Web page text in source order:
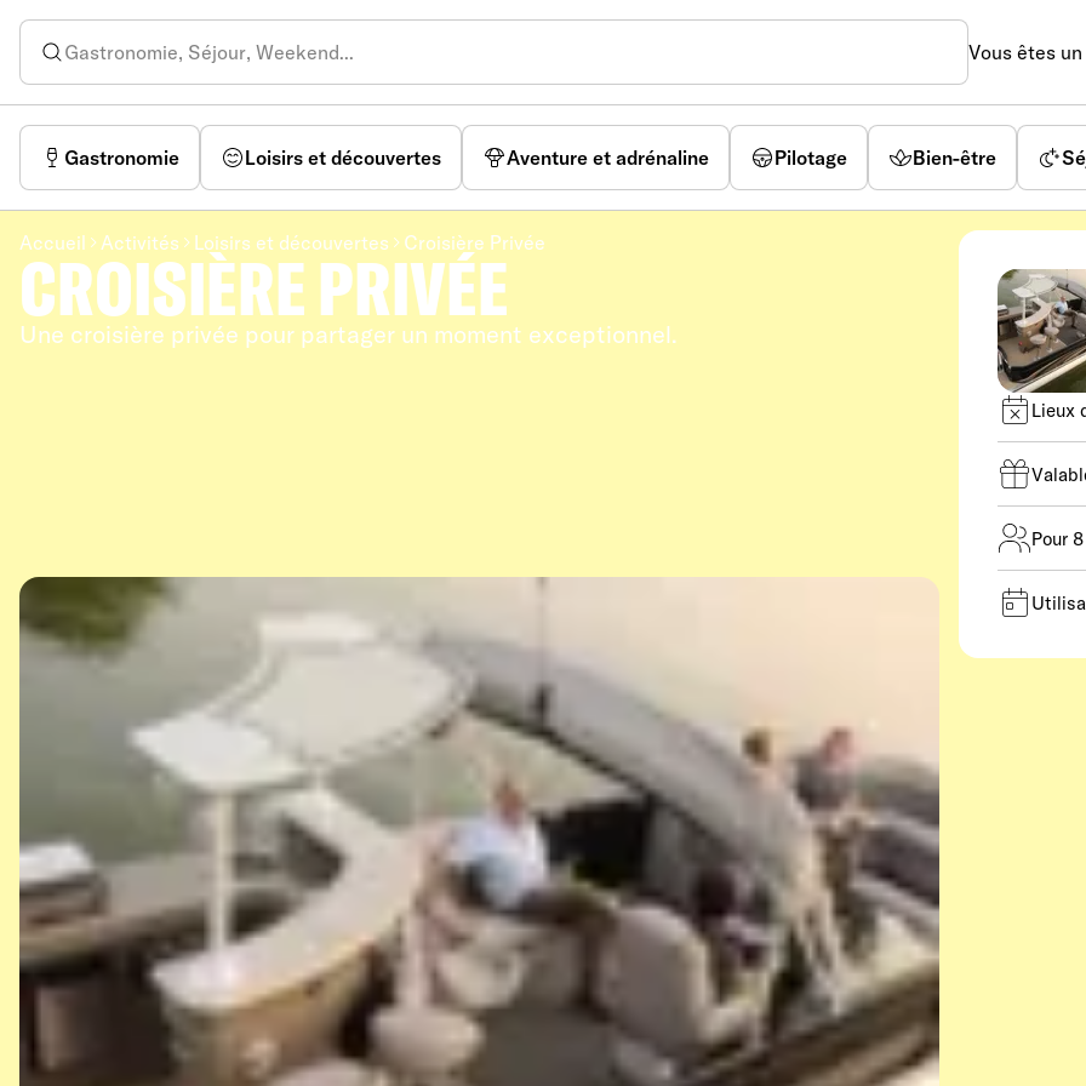
Vous êtes un
Gastronomie Loisirs et découvertes Aventure et adrénaline Pilotage Bien-être
Accueil Activités Loisirs et découvertes Croisière Privée
CROISIÈRE PRIVÉE
Une croisière privée pour partager un moment exceptionnel.
Lieux
Pour